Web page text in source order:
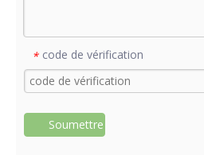
* code de vérification
Soumettre